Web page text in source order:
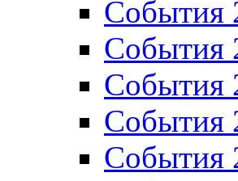
События
События
События
События
События